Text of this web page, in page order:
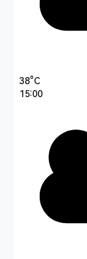
38°C
15:00